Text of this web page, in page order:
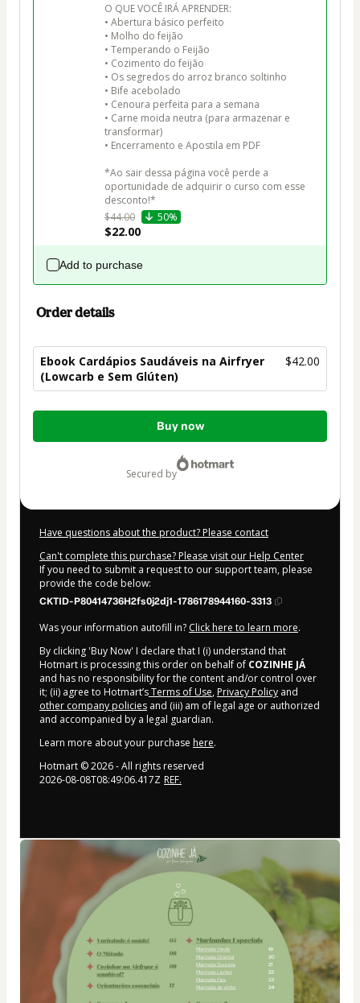
O QUE VOCÊ IRÁ APRENDER:
• Abertura básico perfeito
• Molho do feijão
• Temperando o Feijão
• Cozimento do feijão
• Os segredos do arroz branco soltinho
• Bife acebolado
• Cenoura perfeita para a semana
• Carne moida neutra (para armazenar e
transformar)
• Encerramento e Apostila em PDF
*Ao sair dessa página você perde a
oportunidade de adquirir o curso com esse
desconto!*
$44.00
50%
$22.00
Add to purchase
Order details
Ebook Cardápios Saudáveis na Airfryer
(Lowcarb e Sem Glúten)
$42.00
Total
$42.00
Buy now
secured by
Have questions about the product? Please contact
Can't complete this purchase? Please visit our Help Center
If you need to submit a request to our support team, please
provide the code below:
CKTID-P80414736H2fs0j2dj1-1786178944160-3313
Was your information autofill in? Click here to learn more.
By clicking 'Buy Now' I declare that I (i) understand that
Hotmart is processing this order on behalf of COZINHE JÁ
and has no responsibility for the content and/or control over
it; (ii) agree to Hotmart’sTerms of Use, Privacy Policy and
other company policies and (iii) am of legal age or authorized
and accompanied by a legal guardian.
Learn more about your purchase here.
Hotmart ©2026- All rights reserved
2026-08-08T08:49:06.417Z REF.